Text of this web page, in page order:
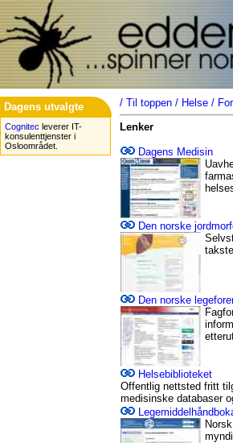
Dagens utvalgte
Cognitec leverer IT-
konsulenttjenster i
Osloområdet.
/ Til toppen / Helse /
Lenker
Dagens Medisin
Den norske
Den norske
Helsebiblioteket
Offentlig nettsted fritt
medisinske databaser